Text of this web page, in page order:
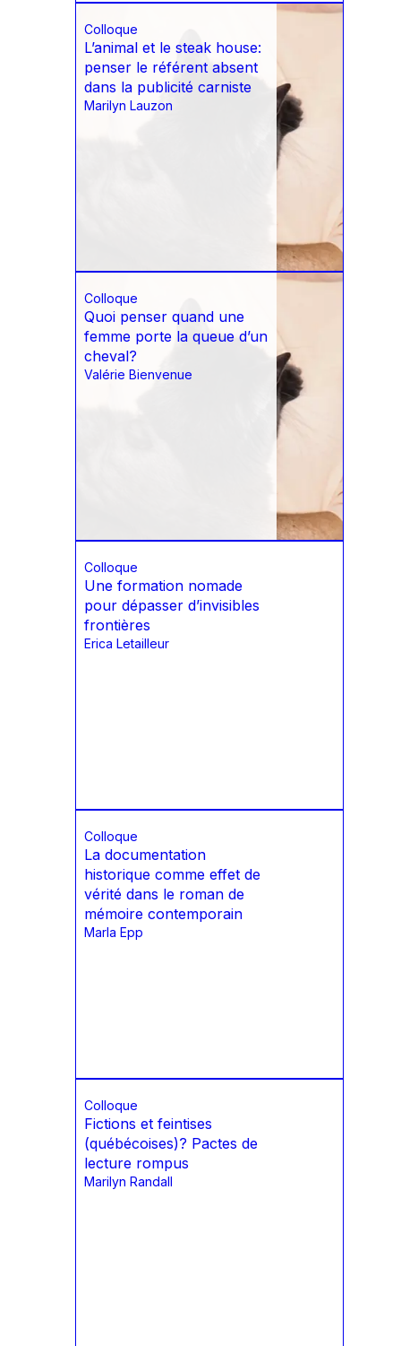
Colloque
L’animal et le steak house:
penser le référent absent
dans la publicité carniste
Marilyn Lauzon
Colloque
Quoi penser quand une
femme porte la queue d’un
cheval?
Valérie Bienvenue
Colloque
Une formation nomade
pour dépasser d’invisibles
frontières
Erica Letailleur
Colloque
La documentation
historique comme effet de
vérité dans le roman de
mémoire contemporain
Marla Epp
Colloque
Fictions et feintises
(québécoises)? Pactes de
lecture rompus
Marilyn Randall